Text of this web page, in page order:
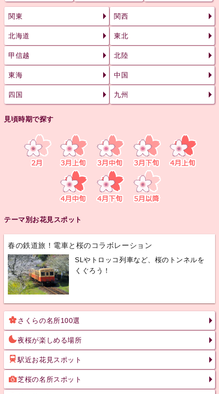
関東 関西
北海道 東北
甲信越 北陸
東海 中国
四国 九州
見頃時期で探す
テーマ別お花見スポット
春の鉄道旅！電車と桜のコラボレーション
SLやトロッコ列車など、桜のトンネルを
くぐろう！
さくらの名所100選
夜桜が楽しめる場所
駅近お花見スポット
芝桜の名所スポット